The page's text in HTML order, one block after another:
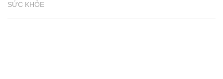
SỨC KHỎE